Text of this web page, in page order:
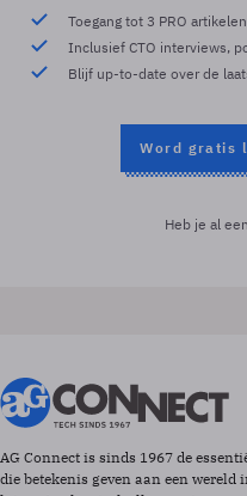
Toegang tot 3 PRO
Inclusief CTO interviews,
Blijf up-to-date over de
Word gratis
Heb je al
AG Connect is sinds 1967 de
die betekenis geven aan een